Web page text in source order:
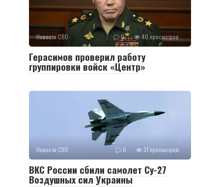
Новости СВО 0 40 просмотров
Герасимов проверил работу
группировки войск «Центр»
Новости СВО 0 31 просмотров
ВКС России сбили самолет Су-27
Воздушных сил Украины